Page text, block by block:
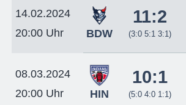
14.02.2024
20:00 Uhr
BDW
11:2
(3:0 5:1 3:1)
08.03.2024
20:00 Uhr
HIN
10:1
(5:0 4:0 1:1)